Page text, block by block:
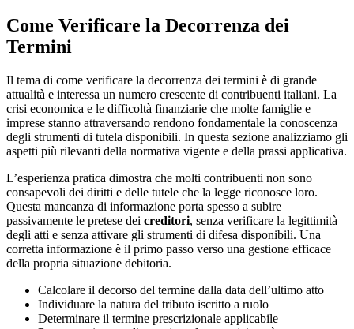
Come Verificare la Decorrenza dei
Termini
Il tema di come verificare la decorrenza dei termini è di grande
attualità e interessa un numero crescente di contribuenti italiani. La
crisi economica e le difficoltà finanziarie che molte famiglie e
imprese stanno attraversando rendono fondamentale la conoscenza
degli strumenti di tutela disponibili. In questa sezione analizziamo gli
aspetti più rilevanti della normativa vigente e della prassi applicativa.
L’esperienza pratica dimostra che molti contribuenti non sono
consapevoli dei diritti e delle tutele che la legge riconosce loro.
Questa mancanza di informazione porta spesso a subire
passivamente le pretese dei creditori, senza verificare la legittimità
degli atti e senza attivare gli strumenti di difesa disponibili. Una
corretta informazione è il primo passo verso una gestione efficace
della propria situazione debitoria.
Calcolare il decorso del termine dalla data dell’ultimo atto
Individuare la natura del tributo iscritto a ruolo
Determinare il termine prescrizionale applicabile